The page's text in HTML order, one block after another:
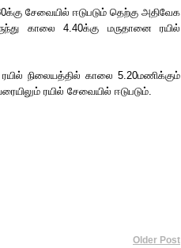
சேவையில் ஈடுபடும் தெற்கு அதிவேக
காலை 4.40க்கு மருதானை ரயில்
நிலையத்தில் காலை 5.20மணிக்கும்
ரயில் சேவையில் ஈடுபடும்.
Older Post